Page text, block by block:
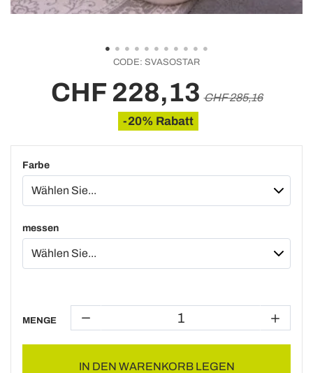
CODE: SVASOSTAR
CHF 228,13 CHF 285,16
-20% Rabatt
Farbe
messen
MENGE
IN DEN WARENKORB LEGEN